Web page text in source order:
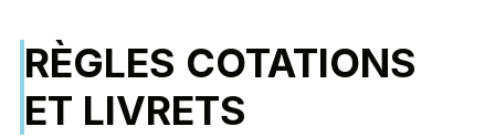
RÈGLES COTATIONS
ET LIVRETS